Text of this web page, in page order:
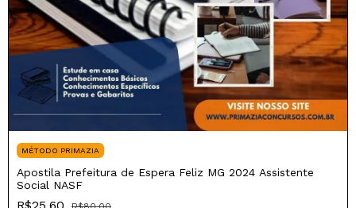
MÉTODO PRIMAZIA
Apostila Prefeitura de Espera Feliz MG 2024 Assistente
Social NASF
R$25,60